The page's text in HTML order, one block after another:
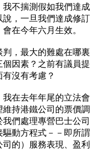
不揣測假如我們達
，一旦我們達成修
在今年六月生效。
，最大的難處在哪
個因素？之前有議員
沒有考慮？
在去年年尾的立法
維持港鐵公司的票價
我們處理專營巴士公
動方程式－－即所
的）服務表現、盈